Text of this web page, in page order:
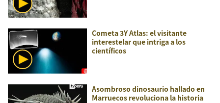
Cometa 3Y Atlas: el visitante
interestelar que intriga a los
científicos
Asombroso dinosaurio hallado en
Marruecos revoluciona la historia